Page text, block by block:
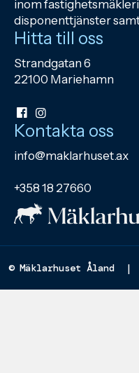
inom
disponenttjänster
Hitta till oss
Strandgatan 6
22100 Mariehamn
Kontakta oss
info@maklarhuset.ax
+358 18 27660
© Mäklarhuset Åland |